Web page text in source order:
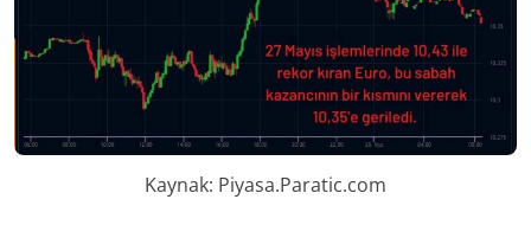
Kaynak: Piyasa.Paratic.com